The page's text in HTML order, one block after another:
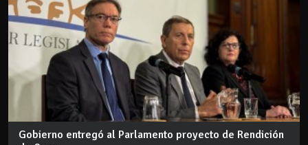
Gobierno entregó al Parlamento proyecto de Rendición